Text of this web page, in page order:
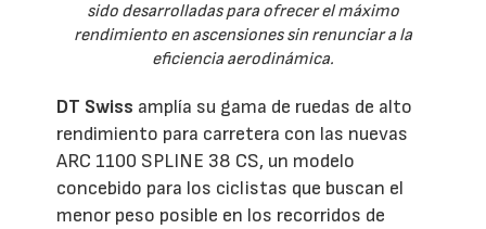
sido desarrolladas para ofrecer el máximo
rendimiento en ascensiones sin renunciar a la
eficiencia aerodinámica.
DT Swiss amplía su gama de ruedas de alto
rendimiento para carretera con las nuevas
ARC 1100 SPLINE 38 CS, un modelo
concebido para los ciclistas que buscan el
menor peso posible en los recorridos de